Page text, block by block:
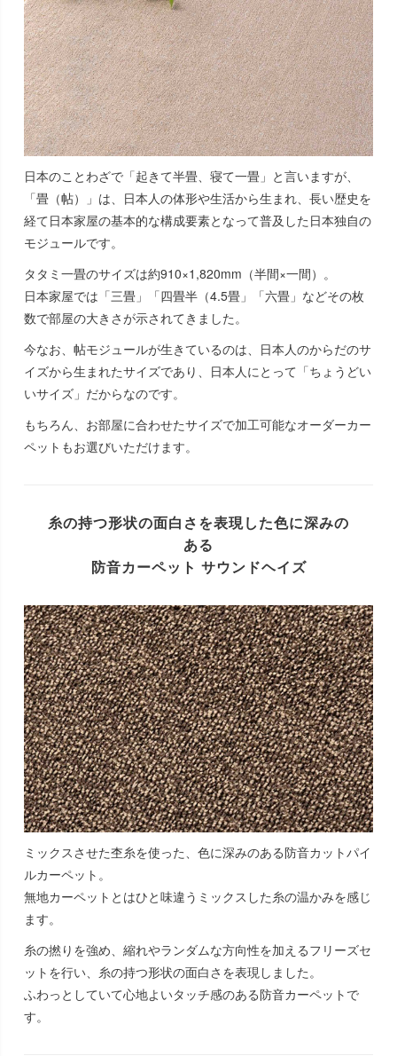
日本のことわざで「起きて半畳、寝て一畳」と言いますが、
「畳（帖）」は、日本人の体形や生活から生まれ、長い歴史を
経て日本家屋の基本的な構成要素となって普及した日本独自の
モジュールです。
タタミ一畳のサイズは約910×1,820mm（半間×一間）。
日本家屋では「三畳」「四畳半（4.5畳」「六畳」などその枚
数で部屋の大きさが示されてきました。
今なお、帖モジュールが生きているのは、日本人のからだのサ
イズから生まれたサイズであり、日本人にとって「ちょうどい
いサイズ」だからなのです。
もちろん、お部屋に合わせたサイズで加工可能なオーダーカー
ペットもお選びいただけます。
糸の持つ形状の面白さを表現した色に深みの
ある
防音カーペット サウンドヘイズ
ミックスさせた杢糸を使った、色に深みのある防音カットパイ
ルカーペット。
無地カーペットとはひと味違うミックスした糸の温かみを感じ
ます。
糸の撚りを強め、縮れやランダムな方向性を加えるフリーズセ
ットを行い、糸の持つ形状の面白さを表現しました。
ふわっとしていて心地よいタッチ感のある防音カーペットで
す。